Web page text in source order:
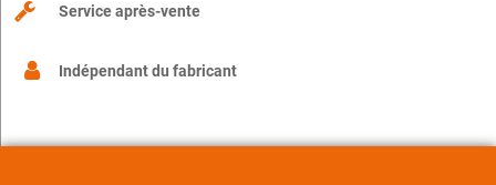
Service après-vente
Indépendant du fabricant